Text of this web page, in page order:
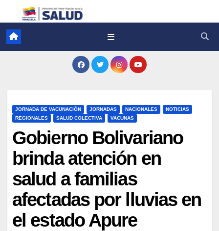
JORNADA DE VACUNACIÓN JORNADAS NACIONALES
NOTICIAS
REGIONALES
SALUD COLECTIVA VACUNAS
Gobierno Bolivariano
brinda atención en
salud a familias
afectadas por lluvias en
el estado Apure